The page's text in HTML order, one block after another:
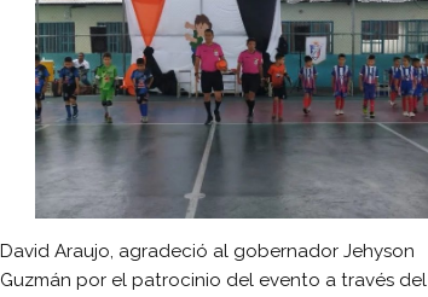
David Araujo, agradeció al gobernador Jehyson
Guzmán por el patrocinio del evento a través del